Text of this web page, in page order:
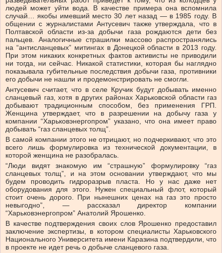
людей может уйти вода. В качестве примера она вспомнила
случай… якобы имевший место 30 лет назад — в 1985 году. В
общении с журналистами Антусевич также утверждала, что в
Полтавской области из-за добычи газа рождаются дети без
пальцев. Аналогичные страшилки массово распространялись
на “антисланцевых” митингах в Донецкой области в 2013 году.
При этом никаких конкретных фактов активисты не приводили
ни тогда, ни сейчас. Никакой статистики, которая бы наглядно
показывала губительные последствия добычи газа, противники
его добычи не нашли и продемонстрировать не смогли.
Антусевич считает, что в селе Кручик будут добывать именно
сланцевый газ, хотя в других районах Харьковской области газ
добывают традиционным способом, без применения ГРП.
Женщина утверждает, что в разрешении на добычу газа у
компании “Харьковэнергопром” указано, что она имеет право
добывать “газ сланцевых толщ”.
В самой компании этого не отрицают, но подчеркивают, что это
всего лишь формулировка из технической документации, в
которой женщина не разобралась.
“Люди видят знакомую им “страшную” формулировку “газ
сланцевых толщ”, и на этом основании утверждают, что мы
будем проводить гидроразрыв пласта. Но у нас даже нет
оборудования для этого. Нужен специальный флот, который
стоит очень дорого. При нынешних ценах на газ это просто
невыгодно”, — рассказал директор компании
“Харьковэнергопром” Анатолий Ярошенко.
В качестве подтверждения своих слов Ярошенко предоставил
заключение экспертизы, в котором специалисты Харьковского
Национального Университета имени Каразина подтвердили, что
в проекте не идет речь о добыче сланцевого газа.